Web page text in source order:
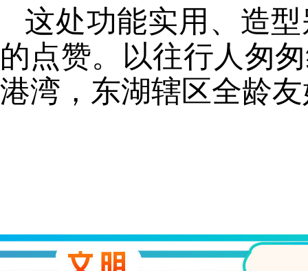
这处功能实用、造
的点赞。以往行人匆
港湾，东湖辖区全龄